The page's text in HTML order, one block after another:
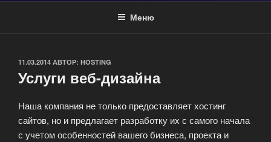
Меню
ОПУБЛИКОВАНО
11.03.2014 АВТОР: HOSTING
Услуги веб-дизайна
Наша компания не только предоставляет хостинг
сайтов, но и предлагает разработку их с самого начала
с учетом особенностей вашего бизнеса, проекта и